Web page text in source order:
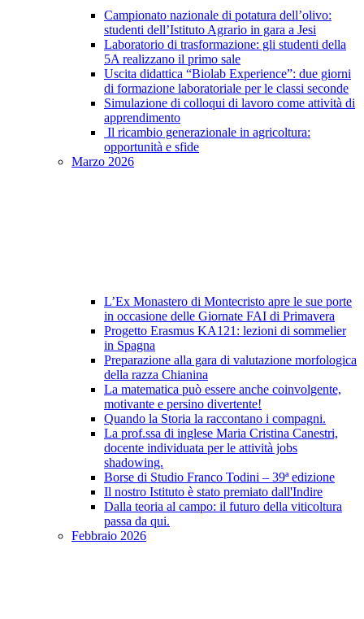
Campionato nazionale di potatura dell’olivo:
studenti dell’Istituto Agrario in gara a Jesi
Laboratorio di trasformazione: gli studenti della
5A realizzano il primo sale
Uscita didattica “Biolab Experience”: due giorni
di formazione laboratoriale per le classi seconde
Simulazione di colloqui di lavoro come attività di
apprendimento
Il ricambio generazionale in agricoltura:
opportunità e sfide
Marzo 2026
L’Ex Monastero di Montecristo apre le sue porte
in occasione delle Giornate FAI di Primavera
Progetto Erasmus KA121: lezioni di sommelier
in Spagna
Preparazione alla gara di valutazione morfologica
della razza Chianina
La matematica può essere anche coinvolgente,
motivante e persino divertente!
Quando la Storia la raccontano i compagni.
La prof.ssa di inglese Maria Cristina Canestri,
docente individuata per le attività jobs
shadowing.
Borse di Studio Franco Todini – 39ª edizione
Il nostro Istituto è stato premiato dall'Indire
Dalla teoria al campo: il futuro della viticoltura
passa da qui.
Febbraio 2026